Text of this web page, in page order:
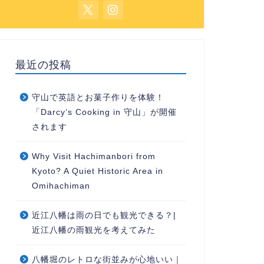
最近の投稿
守山で英語とお菓子作りを体験！
「Darcy’s Cooking in 守山」が開催
されます
Why Visit Hachimanbori from
Kyoto? A Quiet Historic Area in
Omihachiman
近江八幡は雨の日でも観光できる？|
近江八幡の雨観光を考えてみた
八幡堀のレトロな街並みが心地いい｜